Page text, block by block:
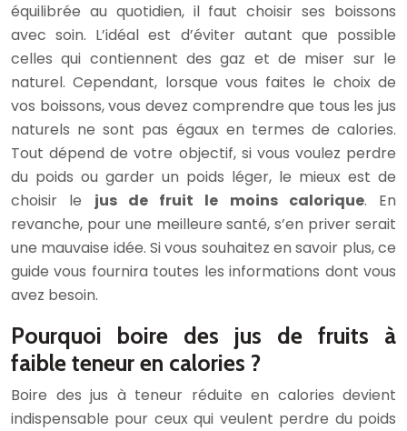
équilibrée au quotidien, il faut choisir ses boissons
avec soin. L’idéal est d’éviter autant que possible
celles qui contiennent des gaz et de miser sur le
naturel. Cependant, lorsque vous faites le choix de
vos boissons, vous devez comprendre que tous les jus
naturels ne sont pas égaux en termes de calories.
Tout dépend de votre objectif, si vous voulez perdre
du poids ou garder un poids léger, le mieux est de
choisir le jus de fruit le moins calorique. En
revanche, pour une meilleure santé, s’en priver serait
une mauvaise idée. Si vous souhaitez en savoir plus, ce
guide vous fournira toutes les informations dont vous
avez besoin.
Pourquoi boire des jus de fruits à
faible teneur en calories ?
Boire des jus à teneur réduite en calories devient
indispensable pour ceux qui veulent perdre du poids